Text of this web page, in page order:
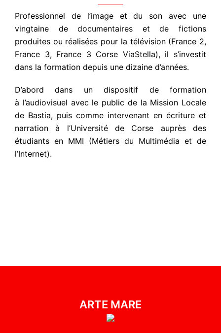
Professionnel de l’image et du son avec une
vingtaine de documentaires et de fictions
produites ou réalisées pour la télévision (France 2,
France 3, France 3 Corse ViaStella), il s’investit
dans la formation depuis une dizaine d’années.
D’abord dans un dispositif de formation
à l’audiovisuel avec le public de la Mission Locale
de Bastia, puis comme intervenant en écriture et
narration à l’Université de Corse auprès des
étudiants en MMI (Métiers du Multimédia et de
l’Internet).
ARTE MARE